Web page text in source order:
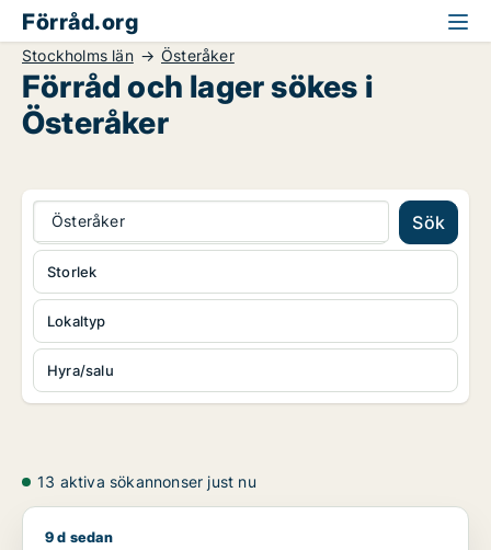
Förråd.org
Stockholms län Österåker
Förråd och lager sökes i
Österåker
Österåker Sök
Lokaltyp
Hyra/salu
Storlek
13 aktiva sökannonser just nu
Leonard söker industrilokal eller garage för uthyrning i
9 d sedan